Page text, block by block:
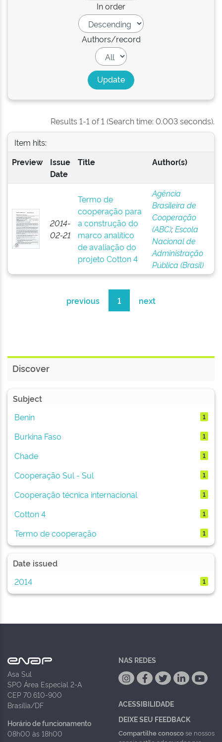
In order
Authors/record
Results 1-1 of 1 (Search time: 0.003 seconds).
Item hits:
Preview
Issue
Date
Title Author(s)
2014-
02-21
Termo de
cooperação para
a construção do
marco analítico
de avaliação do
projeto Cotton 4
Agência
Brasileira de
Cooperação
(ABC);Escola
Nacional de
Administração
Pública (Brasil)
previous 1 next
Discover
Subject
Benin
1
Burkina Faso 1
Chade 1
Cooperação Sul - Sul 1
Cooperação técnica internacional 1
Cotton 4 1
Termo de cooperação 1
Date issued
2014
1
Asa Sul
SPO Área Especial 2-A
CEP 70.610-900
Brasília/DF
Horário de funcionamento
08h00 às 18h00
NAS REDES
ACESSIBILIDADE
DEIXE SEU FEEDBACK
Compartilhe conoscose nossos